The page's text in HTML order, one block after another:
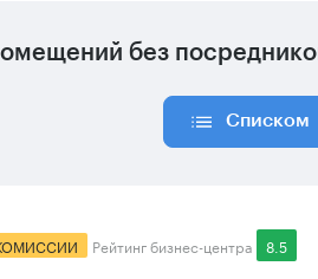
без
Списком
Рейтинг бизнес-центра 8.5